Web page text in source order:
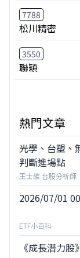
7788
松川精密
3550
聯穎
熱門文章
光學、台塑、
判斷進場點
王士維 台股分析師
2026/07/01
ETF小百科
《成長潛力